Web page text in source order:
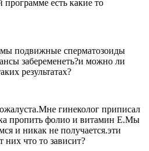
программе есть какие то
подвижные сперматозоиды
забеременеть?и можно ли
результатах?
гинеколог приписал
пропить фолио и витамин Е.Мы
и никак не получается.эти
них что то зависит?